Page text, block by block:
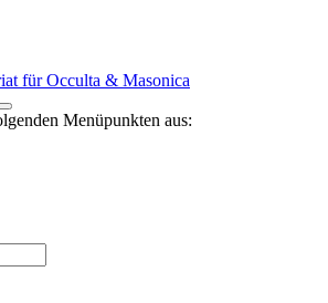
für Occulta & Masonica
Menüpunkten aus: